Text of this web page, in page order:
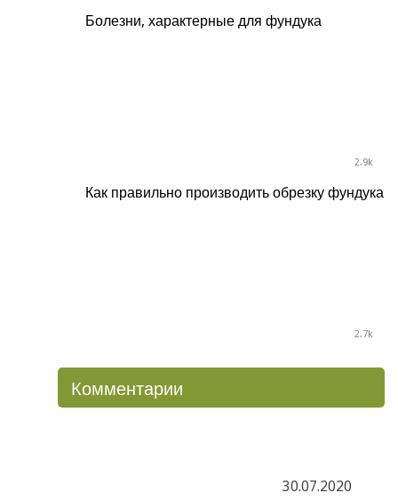
Болезни, характерные для фундука
2.9k
Как правильно производить обрезку фундука
2.7k
Комментарии
30.07.2020